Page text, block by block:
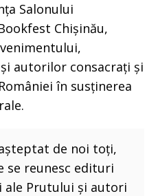
Salonului
Chișinău,
autorilor consacrați și
în susținerea
de noi toți,
se reunesc edituri
ale Prutului și autori